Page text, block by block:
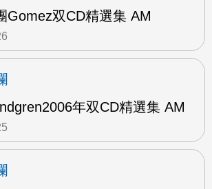
Gomez双CD精選集 AM
年双CD精選集 AM